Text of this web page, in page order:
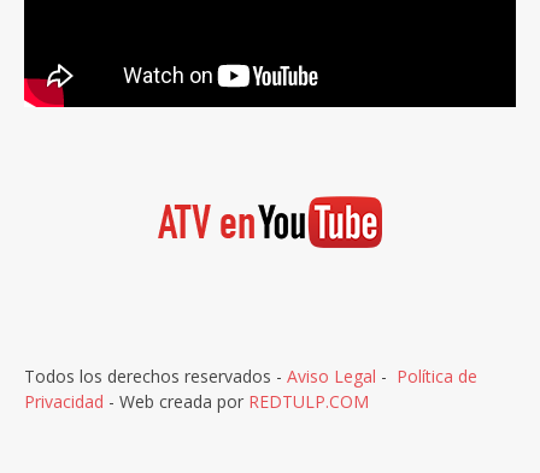
Todos los derechos reservados - Aviso Legal - Política de
Privacidad - Web creada por REDTULP.COM